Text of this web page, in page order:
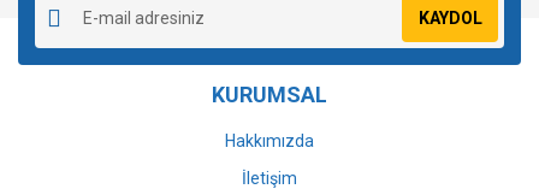
Ürün açıklamasında eksik bilgiler bulunuyor.
Ürün bilgilerinde hatalar bulunuyor.
Ürün fiyatı diğer sitelerden daha pahalı.
KAYDOL
KURUMSAL
Hakkımızda
İletişim